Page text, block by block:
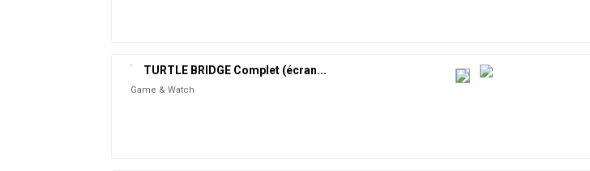
TURTLE BRIDGE Complet (écran...
Game & Watch